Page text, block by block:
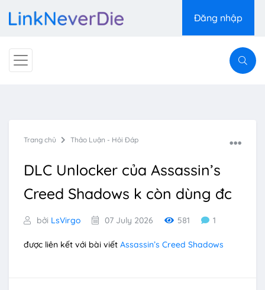
Đăng nhập
Trang chủ Thảo Luận - Hỏi Đáp
DLC Unlocker của Assassin’s
Creed Shadows k còn dùng đc
bởi LsVirgo 07 July 2026 581 1
được liên kết với bài viết Assassin’s Creed Shadows